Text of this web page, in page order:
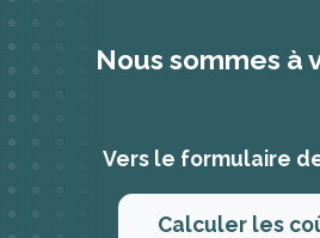
Nous sommes à
Vers le formulaire
Calculer les